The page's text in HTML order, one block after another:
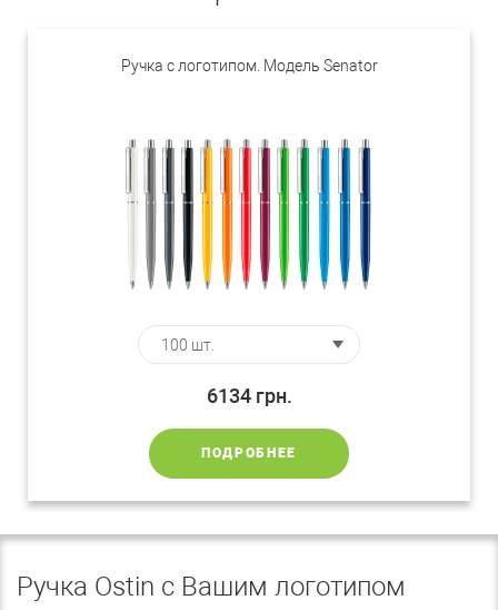
Ручка с логотипом. Модель Senator
6134 грн.
ПОДРОБНЕЕ
Ручка Ostin с Вашим логотипом